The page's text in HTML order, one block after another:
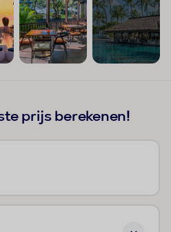
prijs berekenen!